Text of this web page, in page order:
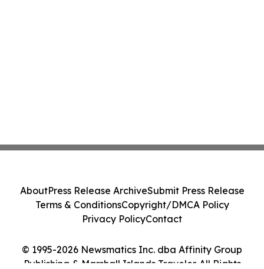
© 1995-2026 Newsmatics Inc. dba Affinity Group
Publishing & Marshall Islands Traveler. All Rights
AboutPress Release ArchiveSubmit Press Release
Terms & ConditionsCopyright/DMCA Policy
Privacy PolicyContact